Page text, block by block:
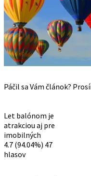
Páčil sa Vám článok?
Let balónom je
atrakciou aj pre
imobilných
4.7 (94.04%) 47
hlasov